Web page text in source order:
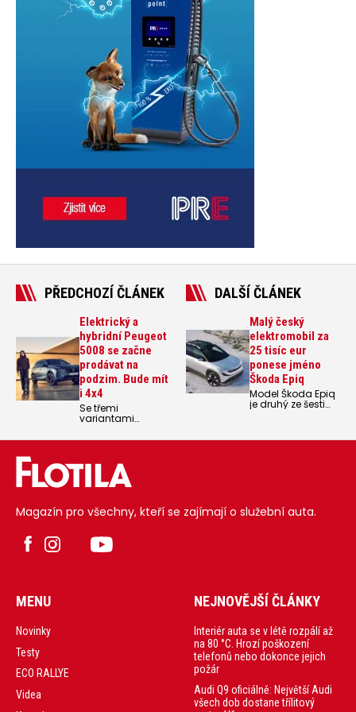
PŘEDCHOZÍ ČLÁNEK
Elektrický a
hybridní Peugeot
5008 se začne
prodávat na
podzim. Bude mít
i 4x4
Se třemi
variantami
dvěvma
pohonu vstoupí
letos na podzim
do prodeje nový
DALŠÍ ČLÁNEK
Malý český
elektromobil za
25 tisíc eur
ponese jméno
Škoda Epiq
Model Škoda Epiq
je druhý ze šesti
Magazín pro všechny, kteří se zajímají o služební auta.
MENU
Novinky
Testy
ECO RALLYE
Videa
NEJNOVĚJŠÍ ČLÁNKY
Interiér auta se v létě rozpálí až
na 80 °C. Hrozí poškození
telefonů nebo dokonce jejich
požár
Audi Q9 oficiálně: Největší Audi
všech dob dostane třílitový